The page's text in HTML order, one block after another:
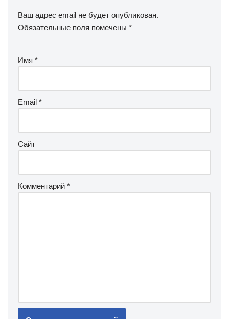
Ваш адрес email не будет опубликован.
Обязательные поля помечены *
Имя *
Email *
Сайт
Комментарий *